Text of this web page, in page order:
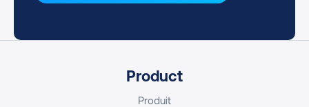
Product
Produit